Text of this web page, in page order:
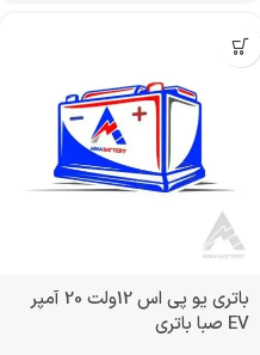
باتری یو پی اس 12ولت 20 آمپر
EV صبا باتری